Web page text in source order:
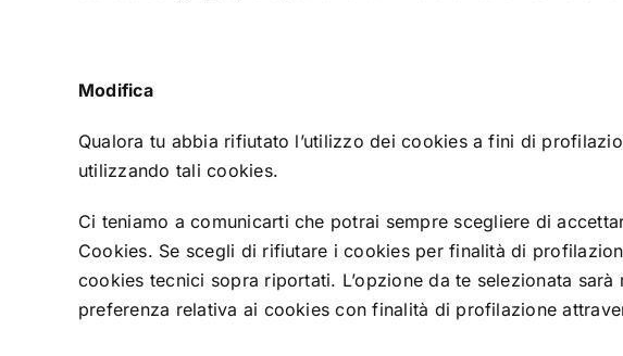
Modifica
Qualora tu abbia rifiutato l’utilizzo dei cookies a fini di
utilizzando tali cookies.
Ci teniamo a comunicarti che potrai sempre scegliere di
Cookies. Se scegli di rifiutare i cookies per finalità di
cookies tecnici sopra riportati. L’opzione da te selezionata
preferenza relativa ai cookies con finalità di profilazione